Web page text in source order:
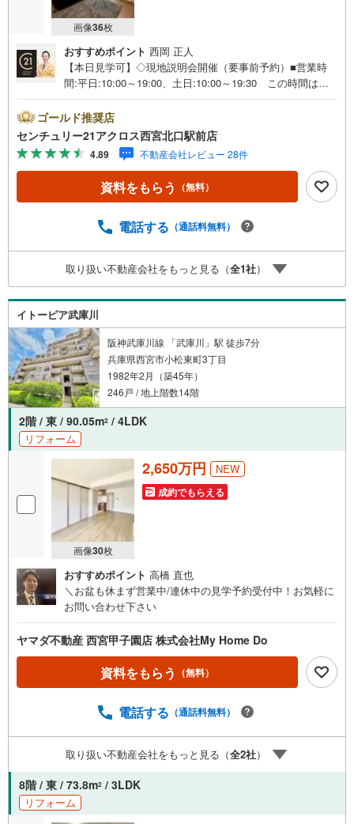
画像36枚
おすすめポイント 西岡 正人
【本日見学可】◇現地説明会開催（要事前予約）■営業時
間:平日:10:00～19:00、土日:10:00～19:30 この時間はお
フォーム済みです♪最上階12階部分で南東向きバルコニー
付きで陽当たり眺望良好です。小学校徒歩10分圏内で子育
て世代にもおすすめです。食洗機付システムキッチンで洗
い物も楽々♪○センチュリー21アクロスグループの3つの特
徴○■センチュリー21グループで28年連続No.1（1997年～2
024年兵庫地区仲介実績） 西宮・尼崎・伊丹・宝塚にて8
お客様駐車場、キッズスペースがございます。 8店舗すべ
ます。 地域密着の当店では2000万円台の新築戸建や、10
00万円台の中古マンションを始め多数物件を取り扱ってい
ます。Yahoo！不動産に掲載しきれない物件もご紹介でき
ます。
ゴールド推奨店
センチュリー21アクロス西宮北口駅前店
4.89 不動産会社レビュー 28件
資料をもらう （無料）
電話する （通話料無料）
取り扱い不動産会社をもっと見る（全1社）
イトーピア武庫川
阪神武庫川線 「武庫川」駅 徒歩7分
兵庫県西宮市小松東町3丁目
1982年2月（築45年）
246戸 / 地上階数14階
2階 / 東 / 90.05m2 / 4LDK
リフォーム
画像30枚
2,650万円 NEW
成約でもらえる
おすすめポイント 高橋 直也
＼お盆も休まず営業中/連休中の見学予約受付中！お気軽に
お問い合わせ下さい
ヤマダ不動産 西宮甲子園店 株式会社My Home Do
資料をもらう （無料）
電話する （通話料無料）
取り扱い不動産会社をもっと見る（全2社）
8階 / 東 / 73.8m2 / 3LDK
リフォーム